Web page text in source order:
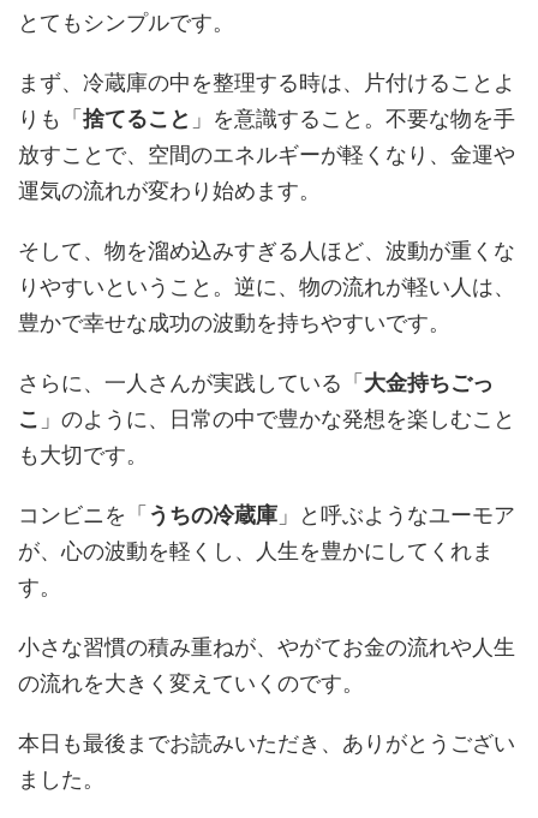
とてもシンプルです。
まず、冷蔵庫の中を整理する時は、片付けることよ
りも「 捨てること 」を意識すること。不要な物を手
放すことで、空間のエネルギーが軽くなり、金運や
運気の流れが変わり始めます。
そして、物を溜め込みすぎる人ほど、波動が重くな
りやすいということ。逆に、物の流れが軽い人は、
豊かで幸せな成功の波動を持ちやすいです。
さらに、一人さんが実践している「 大金持ちごっ
こ 」のように、日常の中で豊かな発想を楽しむこと
も大切です。
コンビニを「 うちの冷蔵庫 」と呼ぶようなユーモア
が、心の波動を軽くし、人生を豊かにしてくれま
す。
小さな習慣の積み重ねが、やがてお金の流れや人生
の流れを大きく変えていくのです。
本日も最後までお読みいただき、ありがとうござい
ました。